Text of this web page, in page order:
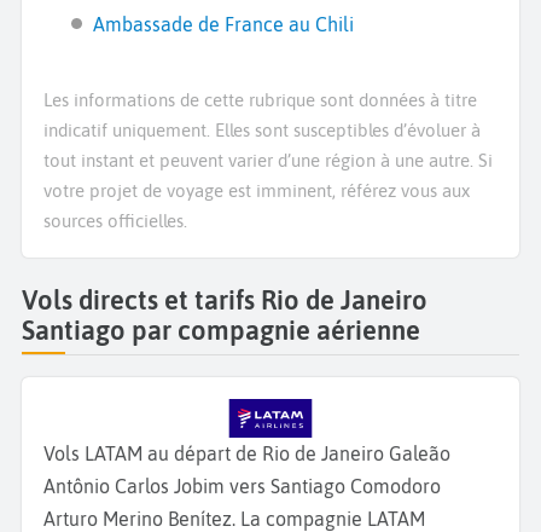
Ambassade de France au Chili
Les informations de cette rubrique sont données à titre
indicatif uniquement. Elles sont susceptibles d’évoluer à
tout instant et peuvent varier d’une région à une autre. Si
votre projet de voyage est imminent, référez vous aux
sources officielles.
Vols directs et tarifs Rio de Janeiro
Santiago par compagnie aérienne
Vols LATAM au départ de Rio de Janeiro Galeão
Antônio Carlos Jobim vers Santiago Comodoro
Arturo Merino Benítez. La compagnie LATAM